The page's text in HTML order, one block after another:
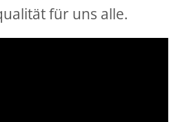
für uns alle.